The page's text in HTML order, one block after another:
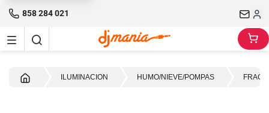
858 284 021
ILUMINACION HUMO/NIEVE/POMPAS